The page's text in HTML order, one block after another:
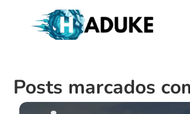
Posts marcados